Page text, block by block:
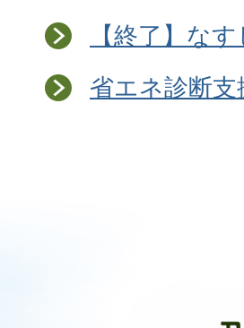
【終了】な
省エネ診断支